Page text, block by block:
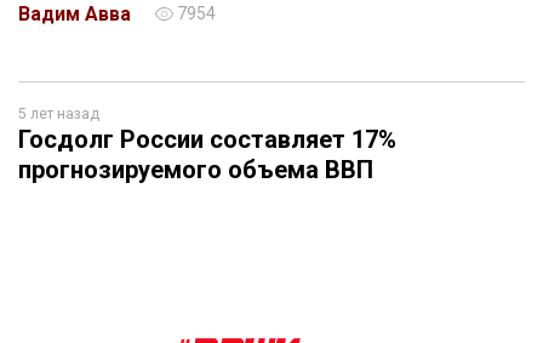
Вадим Авва
7954
5 лет назад
Госдолг России составляет 17%
прогнозируемого объема ВВП